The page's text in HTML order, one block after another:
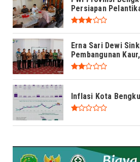
Persiapan
Erna Sari Dewi
Pembangunan
Inflasi Kota